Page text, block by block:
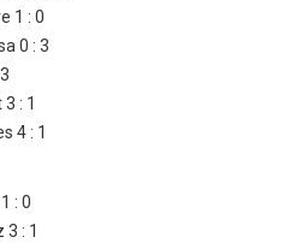
1 : 0
0 : 3
: 1
4 : 1
: 0
: 1